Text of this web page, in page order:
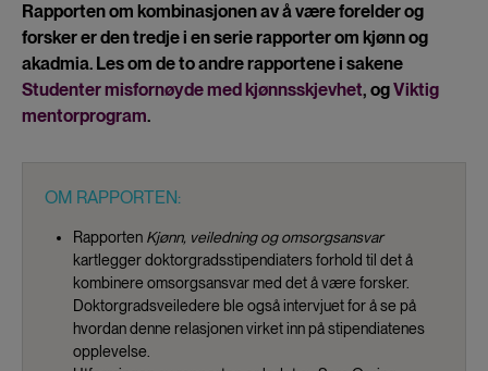
Rapporten om kombinasjonen av å være forelder og
forsker er den tredje i en serie rapporter om kjønn og
akadmia. Les om de to andre rapportene i sakene
Studenter misfornøyde med kjønnsskjevhet, ogViktig
mentorprogram.
OM RAPPORTEN:
Rapporten Kjønn, veiledning og omsorgsansvar
kartlegger doktorgradsstipendiaters forhold til det å
kombinere omsorgsansvar med det å være forsker.
Doktorgradsveiledere ble også intervjuet for å se på
hvordan denne relasjonen virket inn på stipendiatenes
opplevelse.